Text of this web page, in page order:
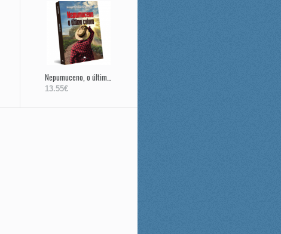
Nepumuceno, o último colono
13.55€